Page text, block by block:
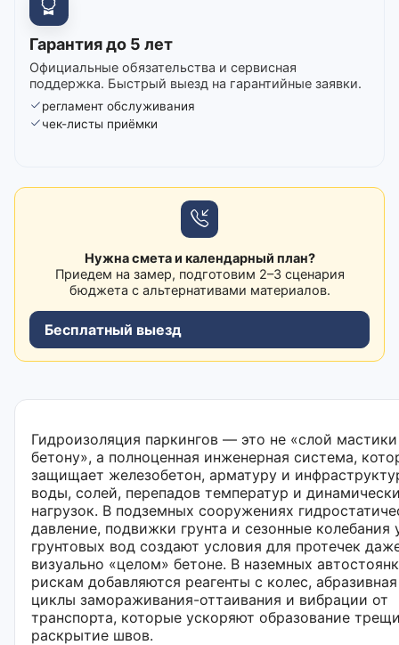
Гарантия до 5 лет
Официальные обязательства и сервисная
поддержка. Быстрый выезд на гарантийные заявки.
регламент обслуживания
чек-листы приёмки
Нужна смета и календарный план?
Приедем на замер, подготовим 2–3 сценария
бюджета с альтернативами материалов.
Бесплатный выезд
Гидроизоляция паркингов — это не «слой
бетону», а полноценная инженерная система,
защищает железобетон, арматуру и
воды, солей, перепадов температур и
нагрузок. В подземных сооружениях
давление, подвижки грунта и сезонные колебания
грунтовых вод создают условия для протечек
визуально «целом» бетоне. В наземных
рискам добавляются реагенты с колес,
циклы замораживания-оттаивания и вибрации от
транспорта, которые ускоряют образование
раскрытие швов.